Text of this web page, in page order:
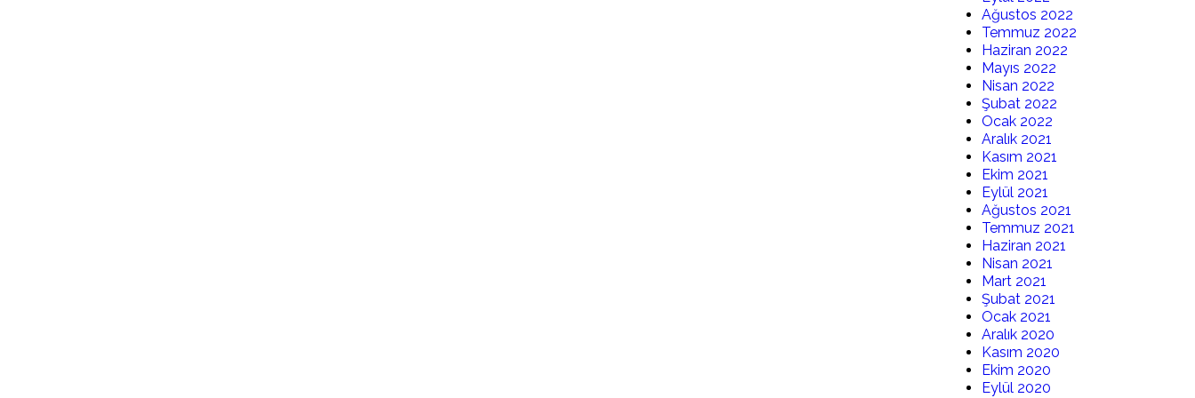
Ağustos 2022
Temmuz 2022
Haziran 2022
Mayıs 2022
Nisan 2022
Şubat 2022
Ocak 2022
Aralık 2021
Kasım 2021
Ekim 2021
Eylül 2021
Ağustos 2021
Temmuz 2021
Haziran 2021
Nisan 2021
Mart 2021
Şubat 2021
Ocak 2021
Aralık 2020
Kasım 2020
Ekim 2020
Eylül 2020